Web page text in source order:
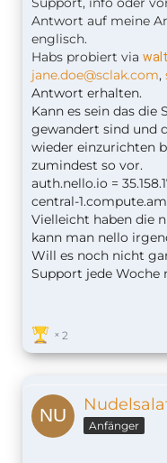
Antwort auf meine
englisch.
Habs probiert via
jane.doe@sclak.com,
Antwort erhalten.
Kann es sein das die
gewandert sind und
wieder einzurichten
zumindest so vor.
auth.nello.io =
central-
Vielleicht haben die
kann man nello
Will es noch nicht
Support jede Woche
2
Anfänger